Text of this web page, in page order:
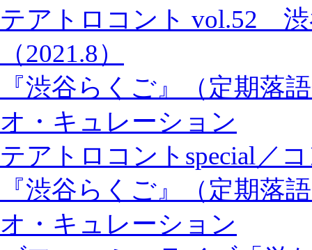
テアトロコント vol.52
（2021.8）
『渋谷らくご』（定期落
オ・キュレーション
テアトロコントspecial／
『渋谷らくご』（定期落
オ・キュレーション